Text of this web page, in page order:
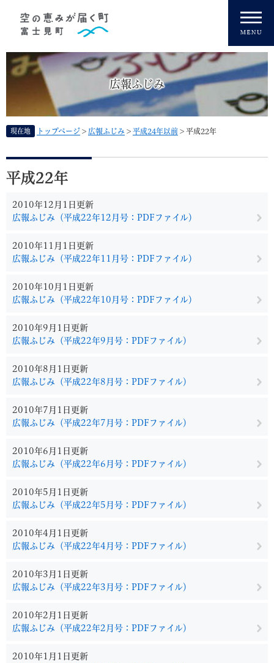
広報ふじみ
現在地 トップページ > 広報ふじみ > 平成24年以前 > 平成22年
本
文
平成22年
2010年12月1日更新
広報ふじみ（平成22年12月号：PDFファイル）
2010年11月1日更新
広報ふじみ（平成22年11月号：PDFファイル）
2010年10月1日更新
広報ふじみ（平成22年10月号：PDFファイル）
2010年9月1日更新
広報ふじみ（平成22年9月号：PDFファイル）
2010年8月1日更新
広報ふじみ（平成22年8月号：PDFファイル）
2010年7月1日更新
広報ふじみ（平成22年7月号：PDFファイル）
2010年6月1日更新
広報ふじみ（平成22年6月号：PDFファイル）
2010年5月1日更新
広報ふじみ（平成22年5月号：PDFファイル）
2010年4月1日更新
広報ふじみ（平成22年4月号：PDFファイル）
2010年3月1日更新
広報ふじみ（平成22年3月号：PDFファイル）
2010年2月1日更新
広報ふじみ（平成22年2月号：PDFファイル）
2010年1月1日更新